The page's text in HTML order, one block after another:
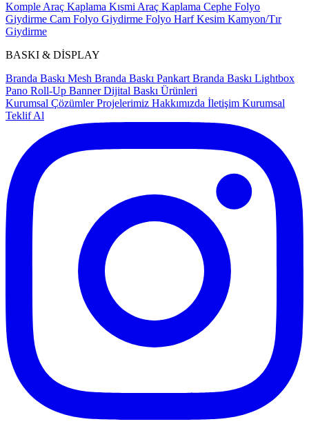
Komple Araç Kaplama Kısmi Araç Kaplama Cephe Folyo
Giydirme Cam Folyo Giydirme Folyo Harf Kesim Kamyon/Tır
Giydirme
BASKI & DİSPLAY
Branda Baskı Mesh Branda Baskı Pankart Branda Baskı Lightbox
Pano Roll-Up BannerDijital Baskı Ürünleri
Kurumsal ÇözümlerProjelerimiz Hakkımızda İletişim Kurumsal
Teklif Al